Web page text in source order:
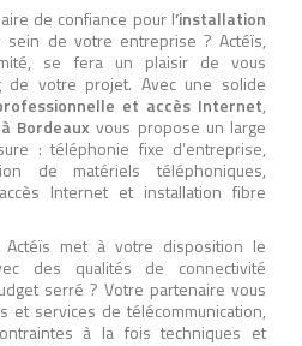
de confiance pour l’installation
sein de votre entreprise ? Actéïs,
se fera un plaisir de vous
de votre projet. Avec une solide
et accès Internet,
Bordeaux vous propose un large
: téléphonie fixe d’entreprise,
de matériels téléphoniques,
Internet et installation fibre
Actéïs met à votre disposition le
des qualités de connectivité
serré ? Votre partenaire vous
et services de télécommunication,
à la fois techniques et